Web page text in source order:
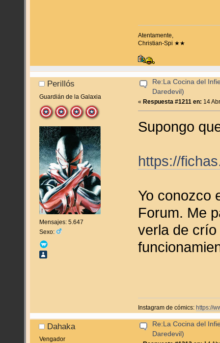
Atentamente,
Christian-Spi ★★
Perillós
Guardián de la Galaxia
Mensajes: 5.647
Sexo:
Re:La Cocina del
Daredevil)
«Respuesta #1211 en: 14
Supongo
https://
Yo conozco
Forum. Me
verla de
Instagram de cómics: https://
Dahaka
Vengador
Re:La Cocina del
Daredevil)